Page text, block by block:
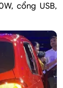
cổng USB,